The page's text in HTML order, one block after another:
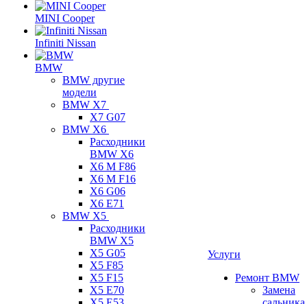
MINI Cooper
Infiniti Nissan
BMW
BMW другие
модели
BMW X7
X7 G07
BMW X6
Расходники
BMW X6
X6 M F86
X6 M F16
X6 G06
X6 E71
BMW X5
Расходники
BMW X5
X5 G05
X5 F85
X5 F15
X5 E70
Услуги
Ремонт BMW
Замена